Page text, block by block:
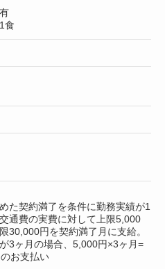
食
た契約満了を条件に勤務実績が1
通費の実費に対して上限5,000
30,000円を契約満了月に支給。
3ヶ月の場合、5,000円×3ヶ月=
お支払い